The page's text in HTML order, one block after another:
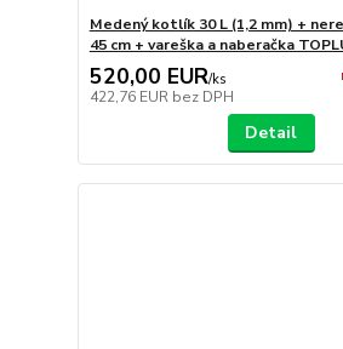
Medený kotlík 30 L (1,2 mm) +
45 cm + vareška a naberačka
520,00 EUR/ks
422,76 EUR bez DPH
Detail